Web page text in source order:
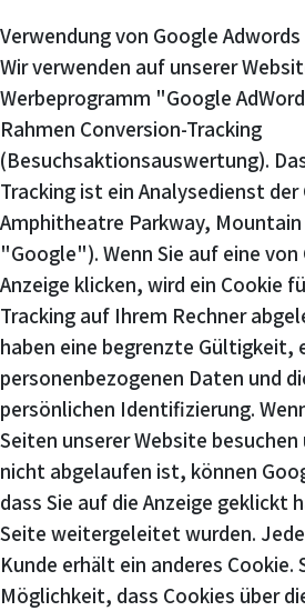
Verwendung von Google
Wir verwenden auf unserer
Werbeprogramm "Google
Rahmen Conversion-Tracking
(Besuchsaktionsauswertung).
Tracking ist ein Analysedienst der
Amphitheatre Parkway, Mountain
"Google"). Wenn Sie auf eine
Anzeige klicken, wird ein Cookie
Tracking auf Ihrem Rechner
haben eine begrenzte Gültigkeit,
personenbezogenen Daten und
persönlichen Identifizierung.
Seiten unserer Website
nicht abgelaufen ist, können
dass Sie auf die Anzeige geklickt
Seite weitergeleitet wurden.
Kunde erhält ein anderes
Möglichkeit, dass Cookies über